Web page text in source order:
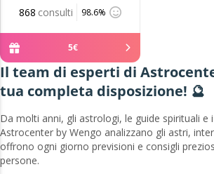
868 consulti 98.6%
5€
Il team di esperti di
tua completa disposizione! 🔮
Da molti anni, gli astrologi, le guide spirituali e
Astrocenter by Wengo analizzano gli astri,
offrono ogni giorno previsioni e consigli
persone.